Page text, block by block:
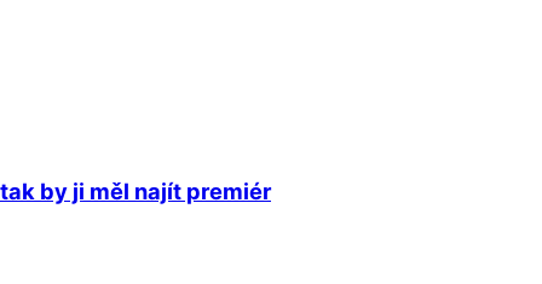
by ji měl najít premiér